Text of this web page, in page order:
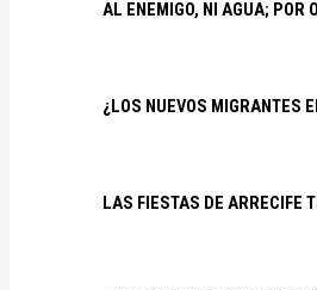
AL ENEMIGO, NI AGUA; POR
¿LOS NUEVOS MIGRANTES
LAS FIESTAS DE ARRECIFE